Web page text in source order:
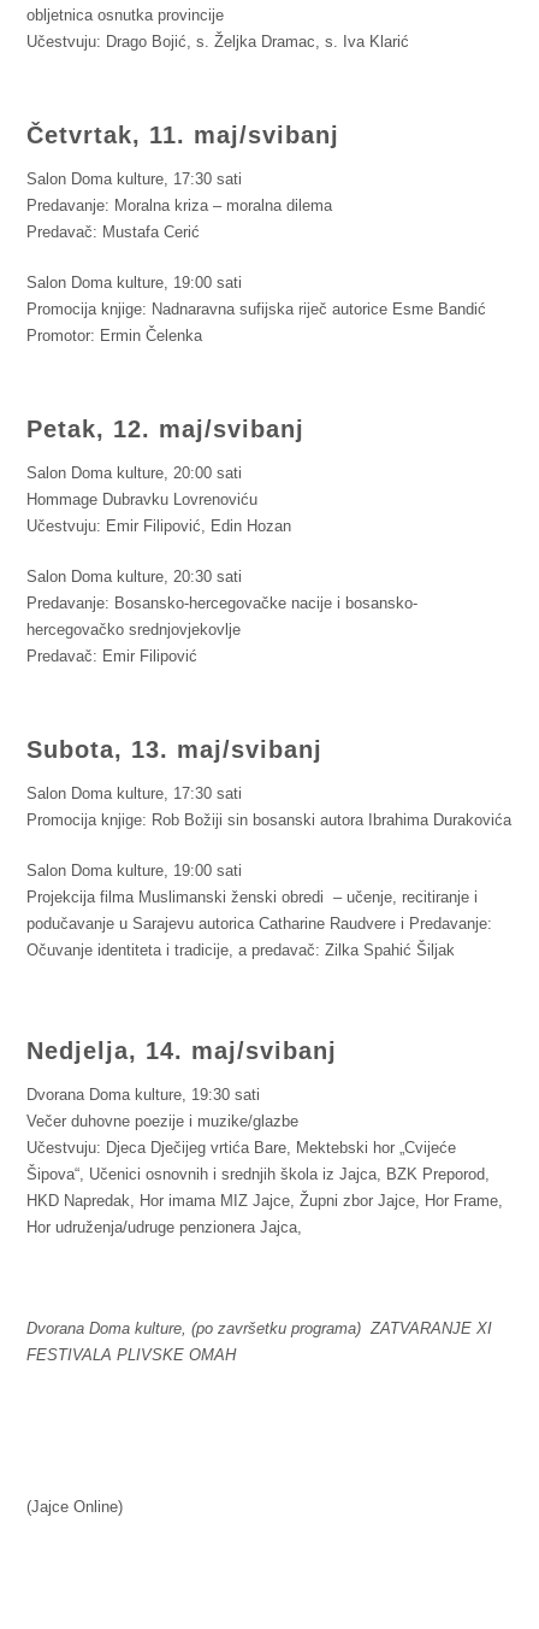
obljetnica osnutka provincije
Učestvuju: Drago Bojić, s. Željka Dramac, s. Iva Klarić
Četvrtak, 11. maj/svibanj
Salon Doma kulture, 17:30 sati
Predavanje: Moralna kriza – moralna dilema
Predavač: Mustafa Cerić
Salon Doma kulture, 19:00 sati
Promocija knjige: Nadnaravna sufijska riječ autorice Esme Bandić
Promotor: Ermin Čelenka
Petak, 12. maj/svibanj
Salon Doma kulture, 20:00 sati
Hommage Dubravku Lovrenoviću
Učestvuju: Emir Filipović, Edin Hozan
Salon Doma kulture, 20:30 sati
Predavanje: Bosansko-hercegovačke nacije i bosansko-
hercegovačko srednjovjekovlje
Predavač: Emir Filipović
Subota, 13. maj/svibanj
Salon Doma kulture, 17:30 sati
Promocija knjige: Rob Božiji sin bosanski autora Ibrahima Durakovića
Salon Doma kulture, 19:00 sati
Projekcija filma Muslimanski ženski obredi – učenje, recitiranje i
podučavanje u Sarajevu autorica Catharine Raudvere i Predavanje:
Očuvanje identiteta i tradicije, a predavač: Zilka Spahić Šiljak
Nedjelja, 14. maj/svibanj
Dvorana Doma kulture, 19:30 sati
Večer duhovne poezije i muzike/glazbe
Učestvuju: Djeca Dječijeg vrtića Bare, Mektebski hor „Cvijeće
Šipova“, Učenici osnovnih i srednjih škola iz Jajca, BZK Preporod,
HKD Napredak, Hor imama MIZ Jajce, Župni zbor Jajce, Hor Frame,
Hor udruženja/udruge penzionera Jajca,
Dvorana Doma kulture, (po završetku programa) ZATVARANJE XI
FESTIVALA PLIVSKE OMAH
(Jajce Online)